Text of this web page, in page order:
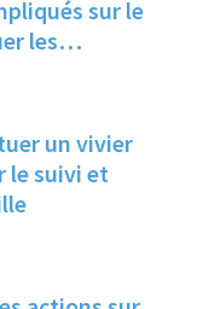
sur le
les
les
un vivier
le suivi et